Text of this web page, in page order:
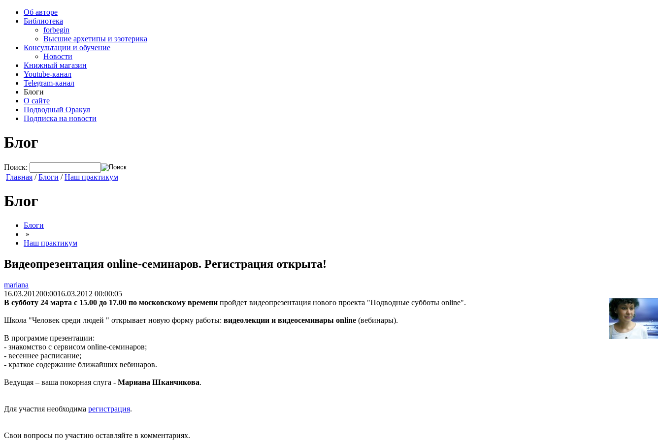
Об авторе
Библиотека
forbegin
Высшие архетипы и эзотерика
Консультации и обучение
Новости
Книжный магазин
Youtube-канал
Telegram-канал
Блоги
О сайте
Подводный Оракул
Подписка на новости
Блог
Поиск:
Главная /Блоги /Наш практикум
Блог
Блоги
»
Наш практикум
Видеопрезентация оnline-семинаров. Регистрация открыта!
mariana
16.03.201200:0016.03.2012 00:00:05
В субботу 24 марта с 15.00 до 17.00 по московскому времени пройдет видеопрезентация нового проекта "Подводные субботы online".
Школа "Человек среди людей " открывает новую форму работы: видеолекции и видеосеминары online (вебинары).
В программе презентации:
- знакомство с сервисом online-семинаров;
- весеннее расписание;
- краткое содержание ближайших вебинаров.
Ведущая – ваша покорная слуга - Мариана Шканчикова.
Для участия необходима регистрация.
Свои вопросы по участию оставляйте в комментариях.